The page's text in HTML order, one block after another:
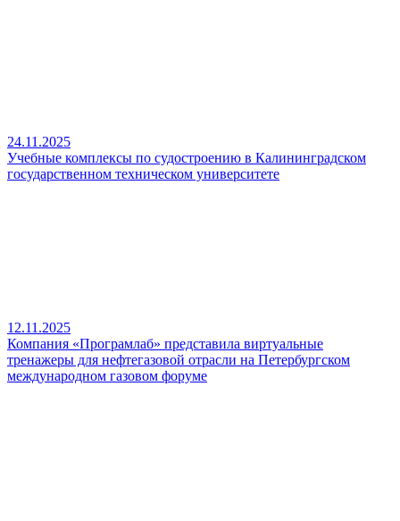
24.11.2025
Учебные комплексы по судостроению в Калининградском
государственном техническом университете
12.11.2025
Компания «Програмлаб» представила виртуальные
тренажеры для нефтегазовой отрасли на Петербургском
международном газовом форуме